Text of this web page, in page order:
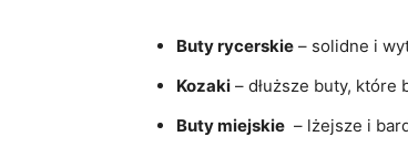
Buty rycerskie – solidne⁤ i
Kozaki – dłuższe buty, które
Buty⁢ miejskie
– lżejsze i‍